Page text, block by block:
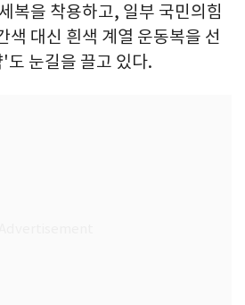
복을 착용하고, 일부 국민의힘
색 대신 흰색 계열 운동복을 선
도 눈길을 끌고 있다.